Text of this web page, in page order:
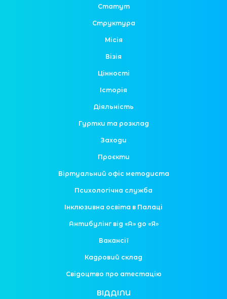
Статут
Структура
Місія
Візія
Цінності
Історія
Діяльність
Гуртки та розклад
Заходи
Проєкти
Віртуальний офіс методиста
Психологічна служба
Інклюзивна освіта в Палаці
Антибулінг від «А» до «Я»
Вакансії
Кадровий склад
Свідоцтво про атестацію
ВІДДІЛИ